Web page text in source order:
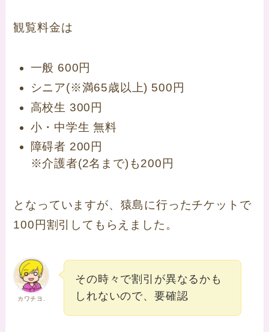
観覧料金は
一般 600円
シニア(※満65歳以上) 500円
高校生 300円
小・中学生 無料
障碍者 200円
※介護者(2名まで)も200円
となっていますが、猿島に行ったチケットで
100円割引してもらえました。
カワチヨ.
その時々で割引が異なるかも
しれないので、要確認